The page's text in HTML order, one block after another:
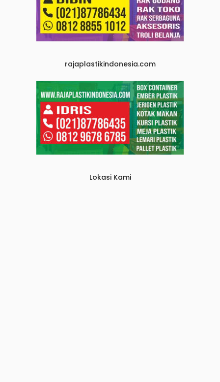
rajaplastikindonesia.com
Lokasi Kami